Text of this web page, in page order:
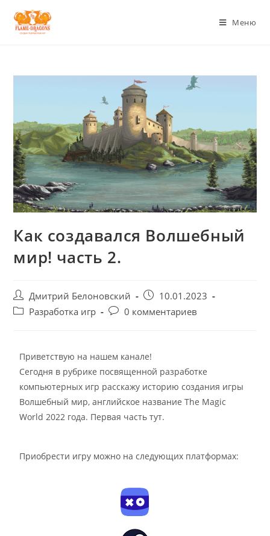
Меню
Как создавался Волшебный
мир! часть 2.
Дмитрий Белоновский
10.01.2023
Разработка игр
0 комментариев
Приветствую на нашем канале!
Сегодня в рубрике посвященной разработке
компьютерных игр расскажу историю создания игры
Волшебный мир, английское названиеThe Magic
World 2022 года. Первая частьтут.
Приобрести игру можно на следующих платформах: